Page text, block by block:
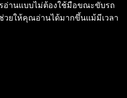
รอ่านแบบไม่ต้องใช้มือขณะขับรถ
วยให้คุณอ่านได้มากขึ้นแม้มีเวลา